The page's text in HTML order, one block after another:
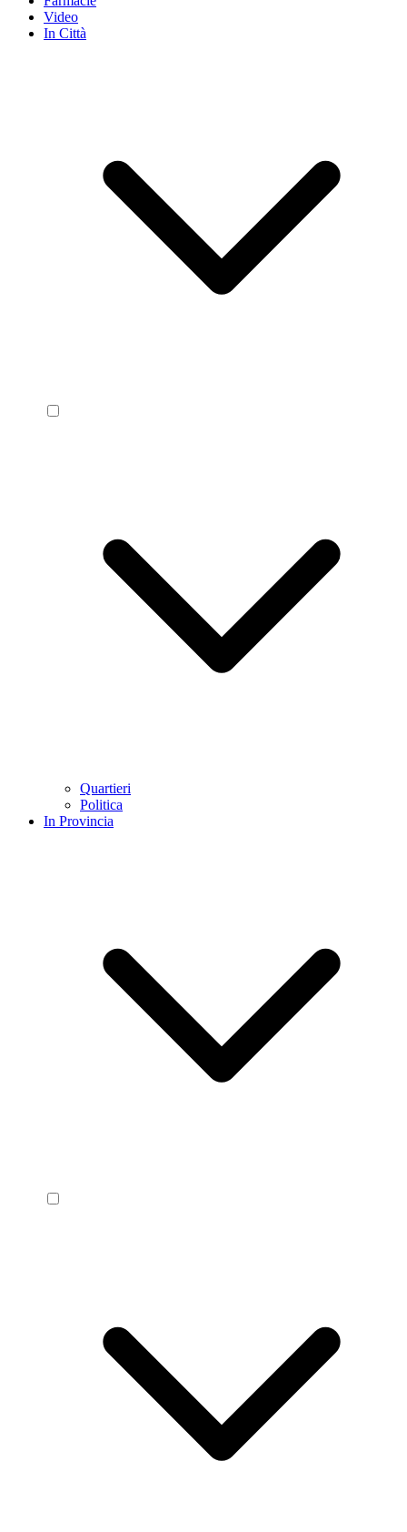
Video
In Città
Quartieri
Politica
In Provincia